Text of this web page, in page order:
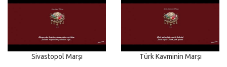
Sivastopol Marşı Türk Kavminin Marşı